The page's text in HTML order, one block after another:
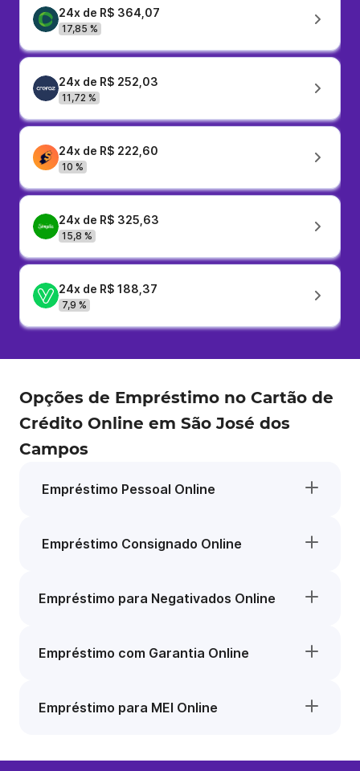
24x de R$ 364,07
17,85 %
24x de R$ 252,03
11,72 %
24x de R$ 222,60
10 %
24x de R$ 325,63
15,8 %
24x de R$ 188,37
7,9 %
Opções de Empréstimo no Cartão de
Crédito Online em São José dos
Campos
Empréstimo Pessoal Online
Empréstimo Consignado Online
Empréstimo para Negativados Online
Empréstimo com Garantia Online
Empréstimo para MEI Online